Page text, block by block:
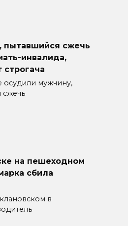
пытавшийся сжечь
инвалида,
строгача
осудили мужчину,
сжечь
на пешеходном
сбила
в